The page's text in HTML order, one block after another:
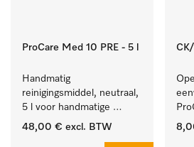
ProCare Med 10 PRE - 5 l
Handmatig
reinigingsmiddel, neutraal,
5 l voor handmatige
voorbehandeling,
48,00 € excl. BTW
CK/
10